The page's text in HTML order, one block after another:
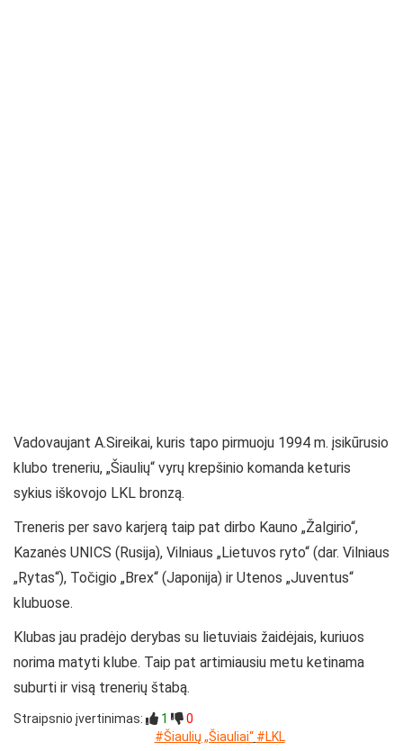
Vadovaujant A.Sireikai, kuris tapo pirmuoju 1994 m. įsikūrusio
klubo treneriu, „Šiaulių“ vyrų krepšinio komanda keturis
sykius iškovojo LKL bronzą.
Treneris per savo karjerą taip pat dirbo Kauno „Žalgirio“,
Kazanės UNICS (Rusija), Vilniaus „Lietuvos ryto“ (dar. Vilniaus
„Rytas“), Točigio „Brex“ (Japonija) ir Utenos „Juventus“
klubuose.
Klubas jau pradėjo derybas su lietuviais žaidėjais, kuriuos
norima matyti klube. Taip pat artimiausiu metu ketinama
suburti ir visą trenerių štabą.
Straipsnio įvertinimas: 1
0
#Šiaulių „Šiauliai“ #LKL